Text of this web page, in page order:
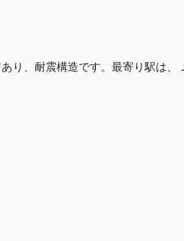
り、耐震構造です。最寄り駅は、